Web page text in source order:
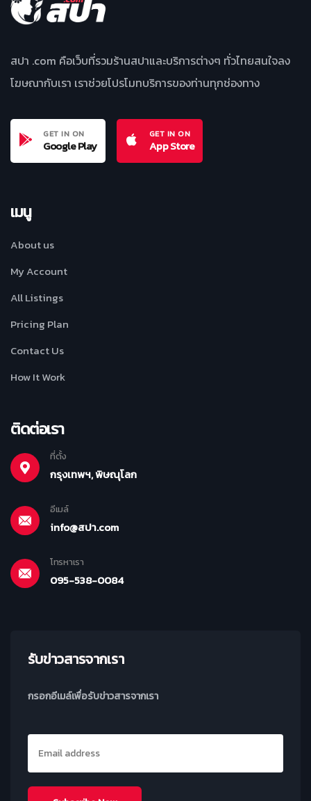
สปา .com คือเว็บที่รวมร้านสปาและบริการต่างๆ ทั่วไทยสนใจลง
โฆษณากับเรา เราช่วยโปรโมทบริการของท่านทุกช่องทาง
GET IN ON
Google Play
GET IN ON
App Store
เมนู
About us
My Account
All Listings
Pricing Plan
Contact Us
How It Work
ติดต่อเรา
ที่ตั้ง
กรุงเทพฯ, พิษณุโลก
อีเมล์
info@สปา.com
โทรหาเรา
095-538-0084
รับข่าวสารจากเรา
กรอกอีเมล์เพื่อรับข่าวสารจากเรา